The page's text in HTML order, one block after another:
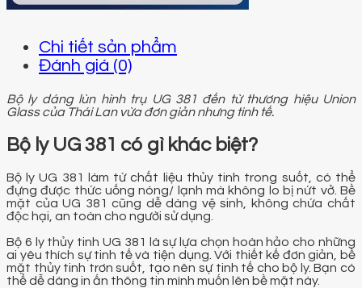
Chi tiết sản phẩm
Đánh giá (0)
Bộ ly dáng lùn hình trụ UG 381 đến từ thương hiệu Union
Glass của Thái Lan vừa đơn giản nhưng tinh tế.
Bộ ly UG 381 có gì khác biệt?
Bộ ly UG 381 làm từ chất liệu thủy tinh trong suốt, có thể
đựng được thức uống nóng/ lạnh mà không lo bị nứt vở. Bề
mặt của UG 381 cũng dễ dàng vệ sinh, không chứa chất
độc hại, an toàn cho người sử dụng.
Bộ 6 ly thủy tinh UG 381 là sự lựa chọn hoàn hảo cho những
ai yêu thích sự tinh tế và tiện dụng. Với thiết kế đơn giản, bề
mặt thủy tinh trơn suốt, tạo nên sự tinh tế cho bộ ly. Bạn có
thể dễ dàng in ấn thông tin mình muốn lên bề mặt này.